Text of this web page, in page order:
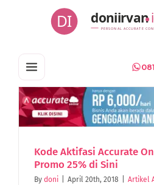
DI doniirvan
PERSONAL ACCURATE
Kode Aktifasi Accurate
Promo 25% di Sini
By doni April 20th, 2018 Artikel